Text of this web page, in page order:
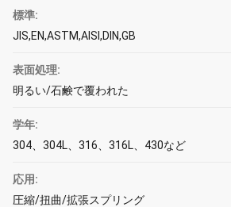
標準:
JIS,EN,ASTM,AISI,DIN,GB
表面処理:
明るい/石鹸で覆われた
学年:
304、304L、316、316L、430など
応用:
圧縮/扭曲/拡張スプリング